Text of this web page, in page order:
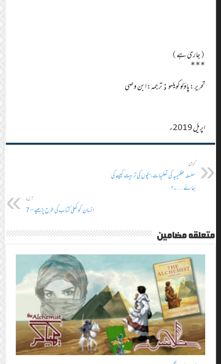
(جاری ہے)
***
تحریر : پاؤلو کویلہو ; ترجمہ: ابن وصی
اپریل 2019ء
گزشتہ
سلسلہ عظیمیہ کی تعلیمات، بچوں کی تربیت کیسے کی
جائے….؟
آئندہ
انسان کو کھلی کتاب کی طرح پڑھیے – 7
متعلقہ مضامین